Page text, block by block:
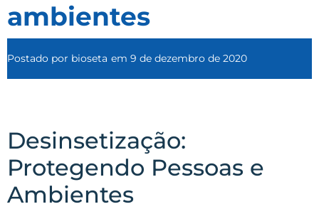
ambientes
Postado por bioseta em 9 de dezembro de 2020
Desinsetização:
Protegendo Pessoas e
Ambientes